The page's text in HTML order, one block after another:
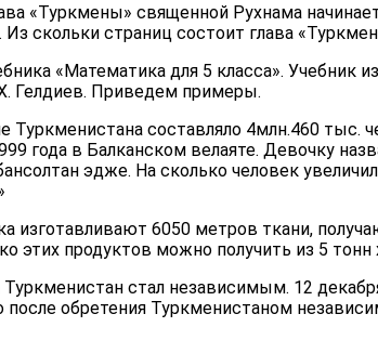
«Туркмены» священной Рухнама
скольки страниц состоит глава
«Математика для 5 класса». Учебник
Гелдиев. Приведем примеры.
Туркменистана составляло 4млн.460 тыс.
года в Балканском велаяте. Девочку
эдже. На сколько человек
изготавливают 6050 метров ткани,
этих продуктов можно получить из 5 тонн
стал независимым. 12
обретения Туркменистаном